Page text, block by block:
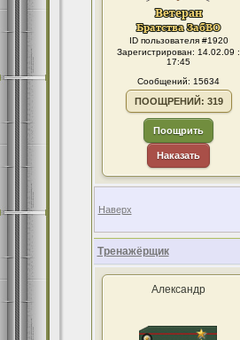
ID пользователя #1920
Зарегистрирован: 14.02.09 :
17:45
Сообщений: 15634
ПООЩРЕНИЙ: 319
Поощрить
Наказать
Наверх
Тренажёрщик
Александр